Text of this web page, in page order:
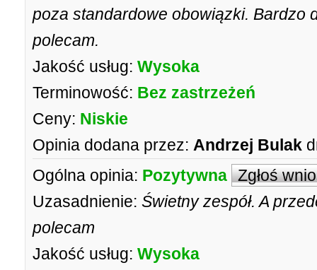
poza standardowe obowiązki. Bardzo
polecam.
Jakość usług: Wysoka
Terminowość: Bez zastrzeżeń
Ceny: Niskie
Opinia dodana przez: Andrzej Bulak
Ogólna opinia: Pozytywna Zgłoś
Uzasadnienie: Świetny zespół. A
polecam
Jakość usług: Wysoka